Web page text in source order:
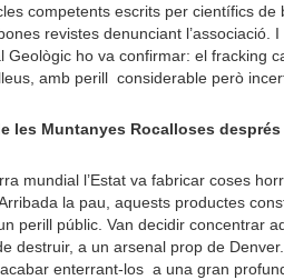
competents escrits per científics de
revistes denunciant l’associació.
Geològic ho va confirmar: el fracking
amb perill considerable però
les Muntanyes Rocalloses
mundial l’Estat va fabricar coses
la pau, aquests productes
perill públic. Van decidir concentrar
destruir, a un arsenal prop de
enterrant-los a una gran